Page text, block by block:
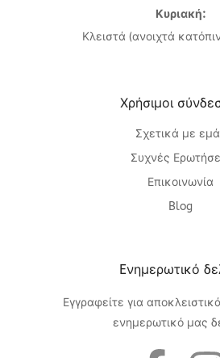
Κυριακή:
Κλειστά (ανοιχτά
Χρήσιμοι
Σχετικά με
Συχνές
Επικοινωνία
Blog
Eνημερωτικό
Εγγραφείτε για
ενημερωτικό μας